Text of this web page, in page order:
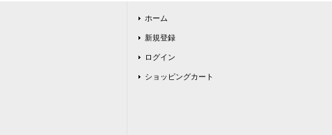
ホーム
新規登録
ログイン
ショッピングカート